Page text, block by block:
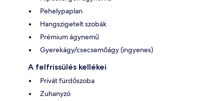
Pehelypaplan
Hangszigetelt szobák
Prémium ágynemű
Gyerekágy/csecsemőágy (ingyenes)
A felfrissülés kellékei
Privát fürdőszoba
Zuhanyzó